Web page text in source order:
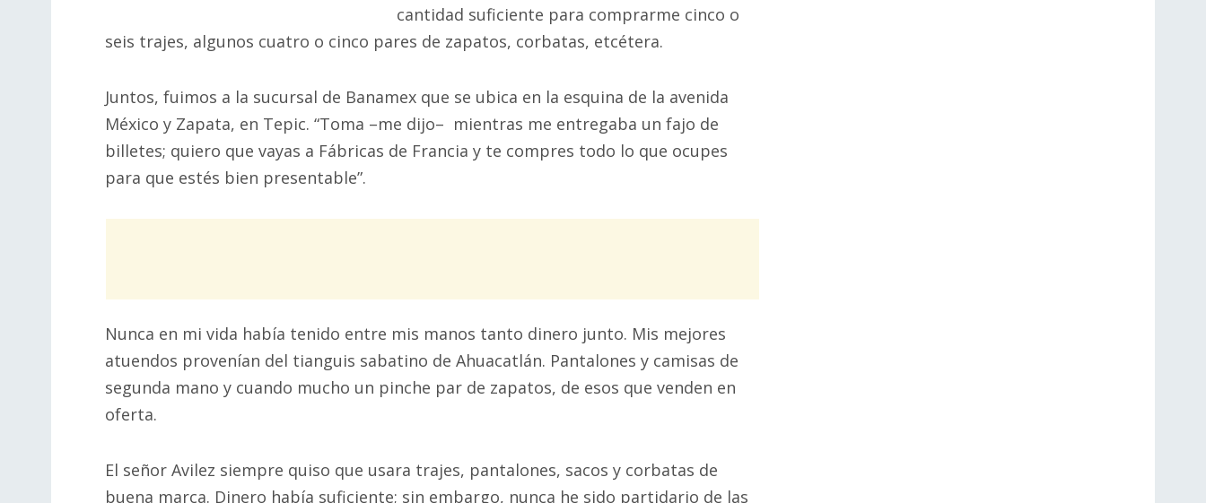
cantidad suficiente para comprarme cinco o
seis trajes, algunos cuatro o cinco pares de zapatos, corbatas, etcétera.
Juntos, fuimos a la sucursal de Banamex que se ubica en la esquina de la avenida
México y Zapata, en Tepic. “Toma –me dijo– mientras me entregaba un fajo de
billetes; quiero que vayas a Fábricas de Francia y te compres todo lo que ocupes
para que estés bien presentable”.
Nunca en mi vida había tenido entre mis manos tanto dinero junto. Mis mejores
atuendos provenían del tianguis sabatino de Ahuacatlán. Pantalones y camisas de
segunda mano y cuando mucho un pinche par de zapatos, de esos que venden en
oferta.
El señor Avilez siempre quiso que usara trajes, pantalones, sacos y corbatas de
buena marca. Dinero había suficiente; sin embargo, nunca he sido partidario de las